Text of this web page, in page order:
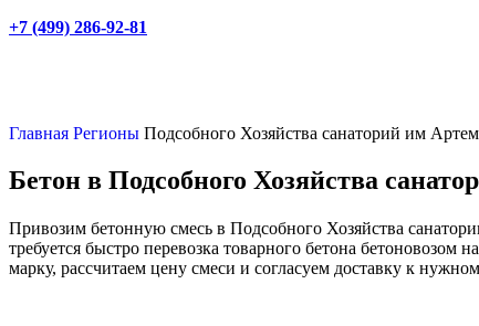
+7 (499) 286-92-81
Главная Регионы Подсобного Хозяйства санаторий им
Бетон в Подсобного Хозяйства
Привозим бетонную смесь в Подсобного Хозяйства
требуется быстро перевозка товарного бетона
марку, рассчитаем цену смеси и согласуем доставку к